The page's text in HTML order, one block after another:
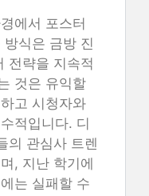
에서 포스터
식은 금방 진
전략을 지속적
것은 유익할
고 시청자와
적입니다. 디
의 관심사 트렌
, 지난 학기에
는 실패할 수